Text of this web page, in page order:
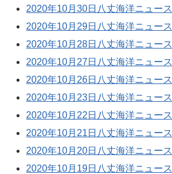
2020年10月30日八丈海洋ニュース
2020年10月29日八丈海洋ニュース
2020年10月28日八丈海洋ニュース
2020年10月27日八丈海洋ニュース
2020年10月26日八丈海洋ニュース
2020年10月23日八丈海洋ニュース
2020年10月22日八丈海洋ニュース
2020年10月21日八丈海洋ニュース
2020年10月20日八丈海洋ニュース
2020年10月19日八丈海洋ニュース